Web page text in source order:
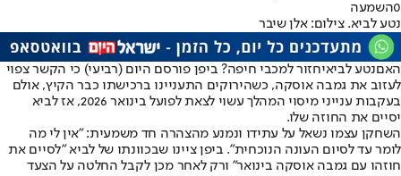
0השמעה
נטע לביא. צילום: אלן שיבר
האםנטע לביאיחזור למכבי חיפה? ביפן פורסם היום (רביעי) כי הקשר צפוי
לעזוב את גמבה אוסקה, כשהירוקים התעניינו ברכישתו כבר הקיץ, אולם
בעקבות ענייני מיסוי המהלך עשוי לצאת לפועל בינואר 2026, אז לביא
יסיים את החוזה שלו.
השחקן עצמו נשאל על עתידו ונמנע מהצהרה חד משמעית: "אין לי מה
לומר עד לסיום העונה הנוכחית". ביפן ציינו שבכוונתו של לביא "לסיים את
חוזהו עם גמבה אוסקה בינואר" ורק לאחר מכן לקבל החלטה על הצעד